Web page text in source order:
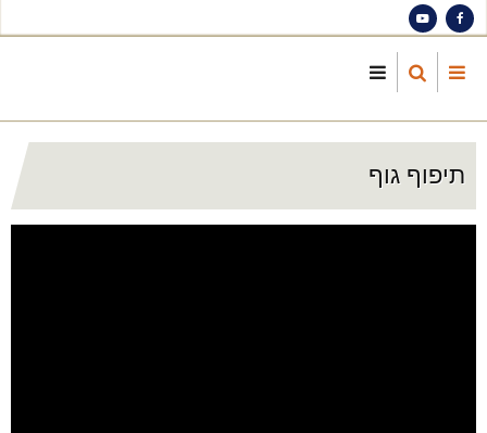
תיפוף גוף